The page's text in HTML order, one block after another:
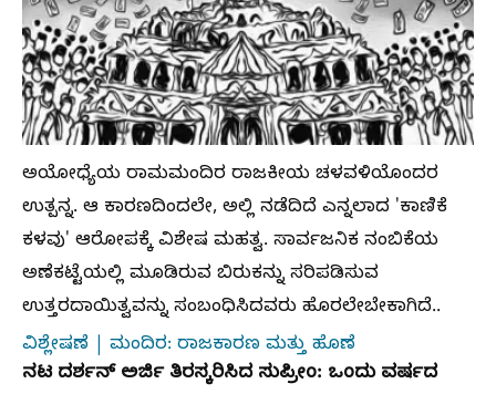
ಅಯೋಧ್ಯೆಯ ರಾಮಮಂದಿರ ರಾಜಕೀಯ ಚಳವಳಿಯೊಂದರ
ಉತ್ಪನ್ನ. ಆ ಕಾರಣದಿಂದಲೇ, ಅಲ್ಲಿ ನಡೆದಿದೆ ಎನ್ನಲಾದ 'ಕಾಣಿಕೆ
ಕಳವು' ಆರೋಪಕ್ಕೆ ವಿಶೇಷ ಮಹತ್ವ. ಸಾರ್ವಜನಿಕ ನಂಬಿಕೆಯ
ಅಣೆಕಟ್ಟೆಯಲ್ಲಿ ಮೂಡಿರುವ ಬಿರುಕನ್ನು ಸರಿಪಡಿಸುವ
ಉತ್ತರದಾಯಿತ್ವವನ್ನು ಸಂಬಂಧಿಸಿದವರು ಹೊರಲೇಬೇಕಾಗಿದೆ..
ವಿಶ್ಲೇಷಣೆ | ಮಂದಿರ: ರಾಜಕಾರಣ ಮತ್ತು ಹೊಣೆ
ನಟ ದರ್ಶನ್‌ ಅರ್ಜಿ ತಿರಸ್ಕರಿಸಿದ ಸುಪ್ರೀಂ: ಒಂದು ವರ್ಷದ